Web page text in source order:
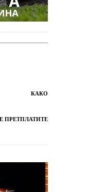
КАКО
ПРЕТПЛАТИТЕ